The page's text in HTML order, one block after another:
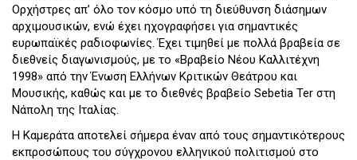
Ορχήστρες απ’ όλο τον κόσμο υπό τη διεύθυνση διάσημων
αρχιμουσικών, ενώ έχει ηχογραφήσει για σημαντικές
ευρωπαϊκές ραδιοφωνίες. Έχει τιμηθεί με πολλά βραβεία σε
διεθνείς διαγωνισμούς, με το «Βραβείο Νέου Καλλιτέχνη
1998» από την Ένωση Ελλήνων Κριτικών Θεάτρου και
Μουσικής, καθώς και με το διεθνές βραβείο Sebetia Ter στη
Νάπολη της Ιταλίας.
Η Καμεράτα αποτελεί σήμερα έναν από τους σημαντικότερους
εκπροσώπους του σύγχρονου ελληνικού πολιτισμού στο